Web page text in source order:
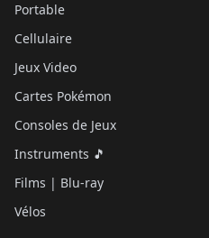
Portable
Cellulaire
Jeux Video
Cartes Pokémon
Consoles de Jeux
Instruments 🎵
Films | Blu-ray
Vélos